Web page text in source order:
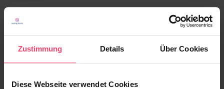
Zustimmung Details Über Cookies
Diese Webseite verwendet Cookies
Native Advertising für die Gen Z: Strategien
für erfolgreiche Kampagnen 2026